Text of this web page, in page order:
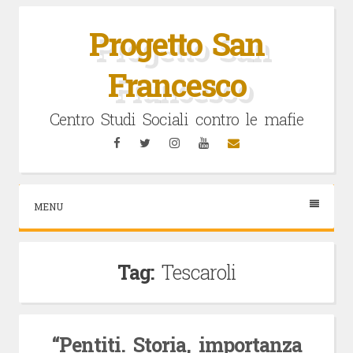
Progetto San
Francesco
Centro Studi Sociali contro le mafie
FacebookTwitterInstagramYouTubeEmail
MENU
Tag: Tescaroli
“Pentiti. Storia, importanza